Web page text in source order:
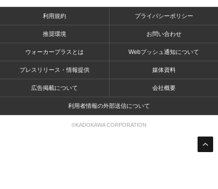
利用規約 プライバシーポリシー
推奨環境 お問い合わせ
ウォーカープラスとは Webプッシュ通知について
プレスリリース・情報提供 媒体資料
広告掲載について 会社概要
利用者情報の外部送信について
©KADOKAWA CORPORATION